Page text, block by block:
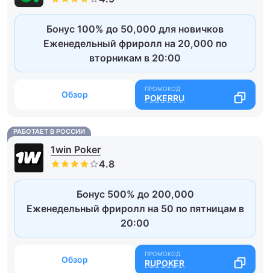
Бонус 100% до 50,000 для новичков
Еженедельный фриролл на 20,000 по
вторникам в 20:00
Обзор POKERRU
РАБОТАЕТ В РОССИИ
1win Poker
Бонус 500% до 200,000
Еженедельный фриролл на 50 по пятницам в
20:00
Обзор RUPOKER